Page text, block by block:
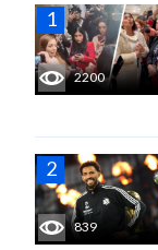
2200
839